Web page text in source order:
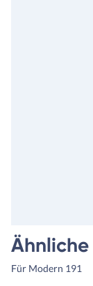
Für Modern 191